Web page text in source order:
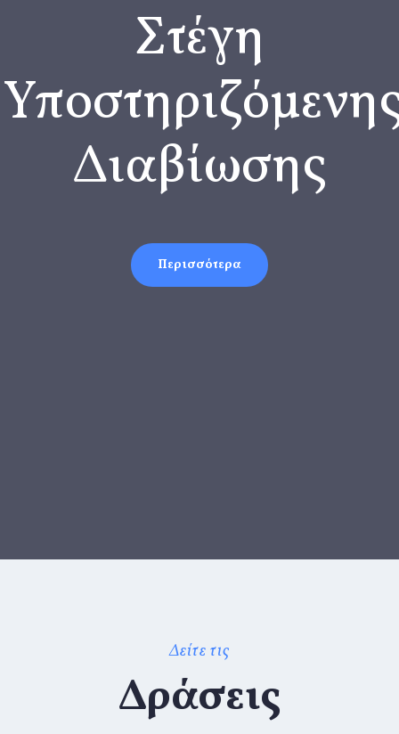
Στέγη
Διαβίωσης
Περισσότερα
Δείτε τις
Δράσεις